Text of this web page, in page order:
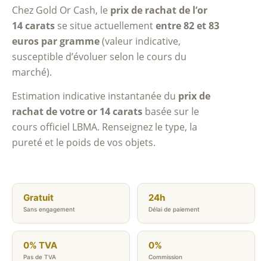
Chez Gold Or Cash, le prix de rachat de l’or
14 carats se situe actuellemententre 82 et 83
euros par gramme(valeur indicative,
susceptible d’évoluer selon le cours du
marché).
Estimation indicative instantanée du prix de
rachat de votre or 14 carats basée sur le
cours officiel LBMA. Renseignez le type, la
pureté et le poids de vos objets.
Gratuit
Sans engagement
24h
Délai de paiement
0% TVA
Pas de TVA
0%
Commission